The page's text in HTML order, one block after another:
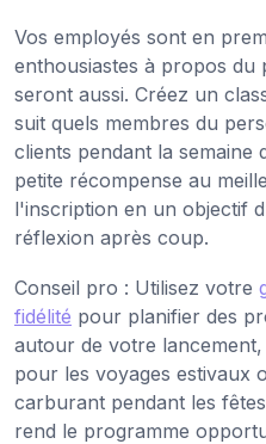
Vos employés sont en
enthousiastes à propos du
seront aussi. Créez un
suit quels membres du
clients pendant la semaine
petite récompense au
l'inscription en un objectif
réflexion après coup.
Conseil pro : Utilisez votre
fidélité pour planifier des
autour de votre
pour les voyages estivaux
carburant pendant les
rend le programme